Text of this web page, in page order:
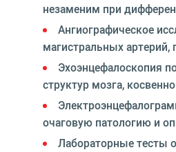
незаменим при
Ангиографическое
магистральных
Эхоэнцефалоскопия
структур мозга,
очаговую патологию и
Лабораторные тесты